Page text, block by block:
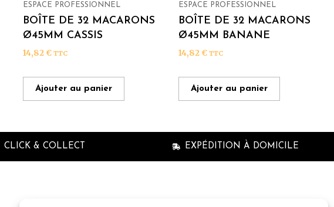
ESPACE PROFESSIONNEL
BOÎTE DE 32 MACARONS
Ø45MM CASSIS
14,82 € TTC
Ajouter au panier
ESPACE PROFESSIONNEL
BOÎTE DE 32 MACARONS
Ø45MM BANANE
14,82 € TTC
Ajouter au panier
CLICK & COLLECT EXPÉDITION À DOMICILE